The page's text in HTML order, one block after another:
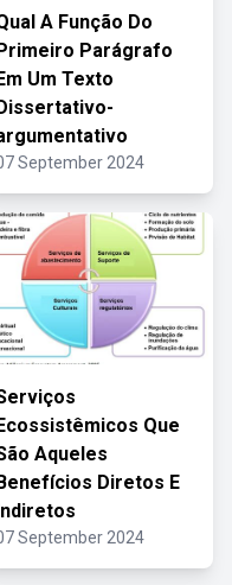
A Função Do
Parágrafo
Um Texto
September 2024
Que
Aqueles
Diretos E
September 2024